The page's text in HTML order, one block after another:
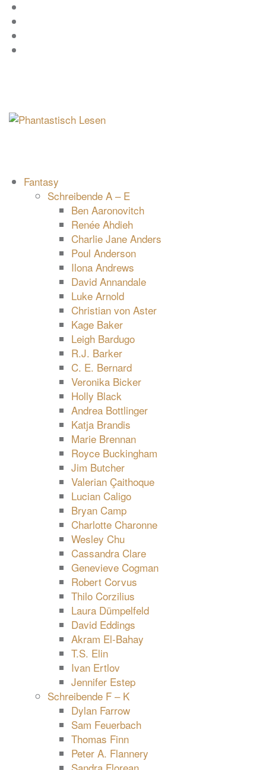
Zum
Inhalt
springen
Fantasy
Schreibende A – E
Ben Aaronovitch
Renée Ahdieh
Charlie Jane Anders
Poul Anderson
Ilona Andrews
David Annandale
Luke Arnold
Christian von Aster
Kage Baker
Leigh Bardugo
R.J. Barker
C. E. Bernard
Veronika Bicker
Holly Black
Andrea Bottlinger
Katja Brandis
Marie Brennan
Royce Buckingham
Jim Butcher
Valerian Çaithoque
Lucian Caligo
Bryan Camp
Charlotte Charonne
Wesley Chu
Cassandra Clare
Genevieve Cogman
Robert Corvus
Thilo Corzilius
Laura Dümpelfeld
David Eddings
Akram El-Bahay
T.S. Elin
Ivan Ertlov
Jennifer Estep
Schreibende F – K
Dylan Farrow
Sam Feuerbach
Thomas Finn
Peter A. Flannery